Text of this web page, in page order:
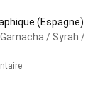
(Espagne)
/ Syrah /